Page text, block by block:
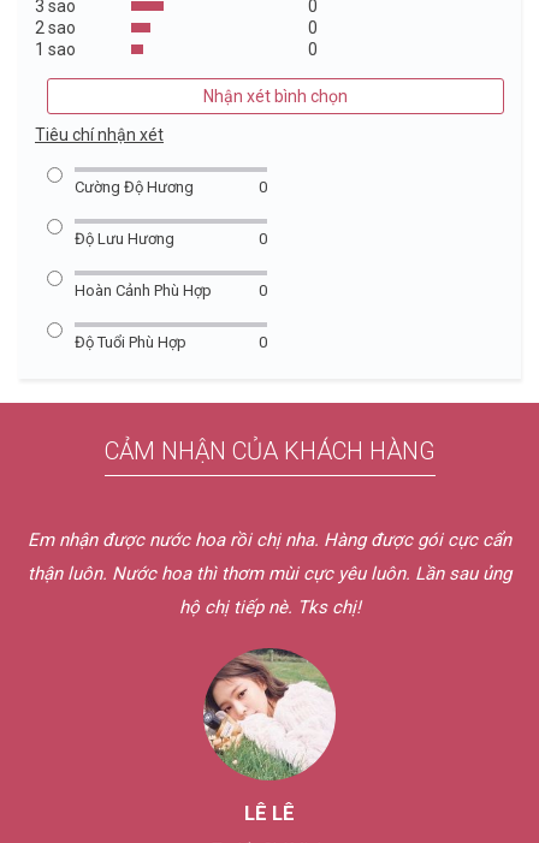
3 sao
0
2 sao
0
1 sao
0
Nhận xét bình chọn
Tiêu chí nhận xét
Cường Độ Hương 0
Độ Lưu Hương 0
Hoàn Cảnh Phù Hợp 0
Độ Tuổi Phù Hợp 0
CẢM NHẬN CỦA KHÁCH HÀNG
cẩn
ủng
Thanks chị Vân. Em rất thích cách phục vụ bên chị,
tình với khách. Em sẽ giới thiệu cho bạn bè của em
nước hoa bên chị.
HOÀNG THUẬN